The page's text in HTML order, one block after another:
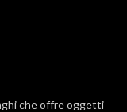
che offre oggetti